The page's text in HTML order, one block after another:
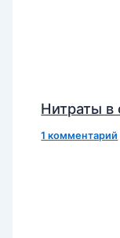
Нитраты в
1 комментарий